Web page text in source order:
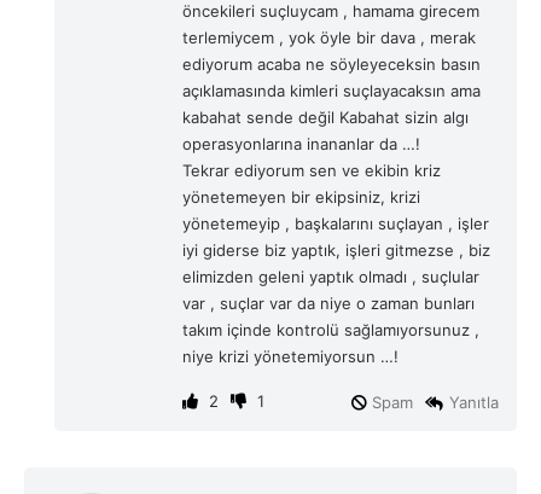
öncekileri suçluycam , hamama girecem
terlemiycem , yok öyle bir dava , merak
ediyorum acaba ne söyleyeceksin basın
açıklamasında kimleri suçlayacaksın ama
kabahat sende değil Kabahat sizin algı
operasyonlarına inananlar da …!
Tekrar ediyorum sen ve ekibin kriz
yönetemeyen bir ekipsiniz, krizi
yönetemeyip , başkalarını suçlayan , işler
iyi giderse biz yaptık, işleri gitmezse , biz
elimizden geleni yaptık olmadı , suçlular
var , suçlar var da niye o zaman bunları
takım içinde kontrolü sağlamıyorsunuz ,
niye krizi yönetemiyorsun …!
2 1 Yanıtla
Spam